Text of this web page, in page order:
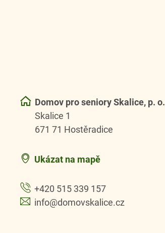
Domov pro seniory Skalice, p. o.
Skalice 1
671 71 Hostěradice
Ukázat na mapě
+420 515 339 157
info@domovskalice.cz